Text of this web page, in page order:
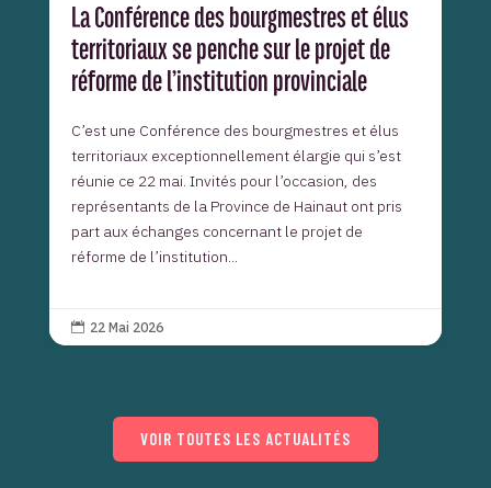
La Conférence des bourgmestres et élus
territoriaux se penche sur le projet de
réforme de l’institution provinciale
C’est une Conférence des bourgmestres et élus
territoriaux exceptionnellement élargie qui s’est
réunie ce 22 mai. Invités pour l’occasion, des
représentants de la Province de Hainaut ont pris
part aux échanges concernant le projet de
réforme de l’institution...
 22 Mai 2026
VOIR TOUTES LES ACTUALITÉS